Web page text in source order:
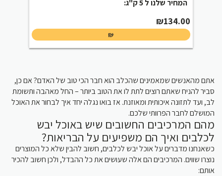
המחיר שלנו ל 5 ק"ג:
₪134.00
₪
אתם מהאנשים שמאמינים שהכלב הוא חבר הכי טוב של האדם? אם כן,
סביר להניח שאתם רוצים לתת לו את הטוב ביותר – החל מאהבה ותשומת
לב, ועד לתזונה איכותית ומאוזנת. אז בואו נגלה יחד איך לבחור את האוכל
המושלם לחבר הפרוותי שלכם.
מהם המרכיבים החשובים שיש באוכל יבש
לכלבים ואיך הם משפיעים על הבריאות?
כשאנחנו מדברים על אוכל יבש לכלבים, חשוב להבין שלא כל המוצרים
נוצרו שווים. המרכיבים הם אלה שעושים את כל ההבדל, ולכן חשוב להכיר
אותם: